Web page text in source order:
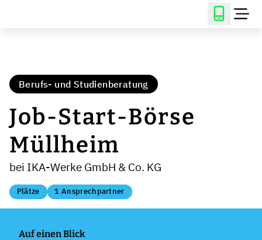
Berufs- und Studienberatung
Job-Start-Börse
Müllheim
bei IKA-Werke GmbH & Co. KG
Plätze 1 Ansprechpartner
Auf einen Blick